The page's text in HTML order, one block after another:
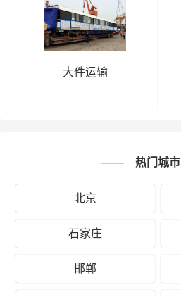
大件运输
热门城市
北京
石家庄
邯郸